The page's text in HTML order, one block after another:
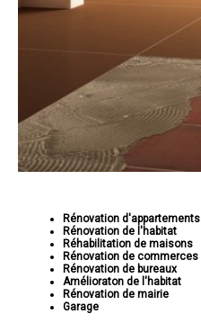
Rénovation d'appartements
Rénovation de l'habitat
Réhabilitation de maisons
Rénovation de commerces
Rénovation de bureaux
Amélioraton de l'habitat
Rénovation de mairie
Garage